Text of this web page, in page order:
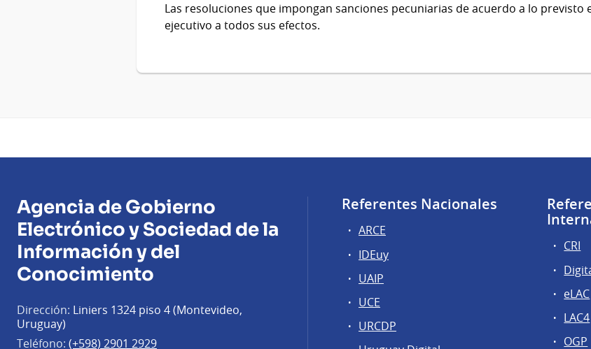
Las resoluciones que impongan sanciones pecuniarias de acuerdo a lo previsto
ejecutivo a todos sus efectos.
Agencia de Gobierno
Electrónico y Sociedad de la
Información y del
Conocimiento
Dirección: Liniers 1324 piso 4 (Montevideo,
Uruguay)
Teléfono: (+598) 2901 2929
Referentes Nacionales
ARCE
IDEuy
UAIP
UCE
URCDP
CRI
eLAC
LAC4
OGP